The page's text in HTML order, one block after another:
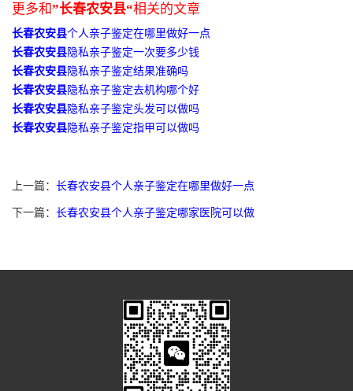
更多和”长春农安县“相关的文章
长春农安县个人亲子鉴定在哪里做好一点
长春农安县隐私亲子鉴定一次要多少钱
长春农安县隐私亲子鉴定结果准确吗
长春农安县隐私亲子鉴定去机构哪个好
长春农安县隐私亲子鉴定头发可以做吗
长春农安县隐私亲子鉴定指甲可以做吗
上一篇： 长春农安县个人亲子鉴定在哪里做好一点
下一篇： 长春农安县个人亲子鉴定哪家医院可以做